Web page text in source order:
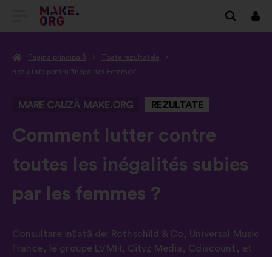
DIRECȚIONARE
PRIMA
A
SITE-
ULUI
MAKE.ORG
Pagina principală
Toate rezultatele
Rezultate pentru "Inégalités Femmes"
MARE CAUZĂ MAKE.ORG REZULTATE
-
Comment lutter contre
toutes les inégalités subies
par les femmes ?
Consultare ințiată de: Rothschild & Co, Universal Music
France, le groupe LVMH , Cityz Media , Cdiscount , et